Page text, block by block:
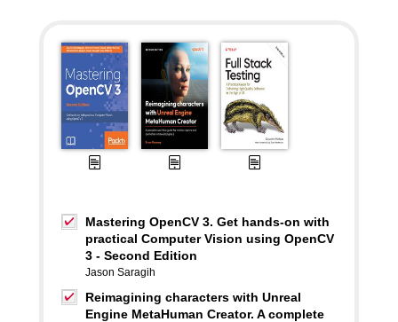
Mastering OpenCV 3. Get hands-on with
practical Computer Vision using OpenCV
3 - Second Edition
Jason Saragih
Reimagining characters with Unreal
Engine MetaHuman Creator. A complete